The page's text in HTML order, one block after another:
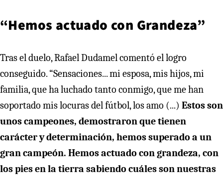
“Hemos actuado con Grandeza”
Tras el duelo, Rafael Dudamel comentó el logro
conseguido. “Sensaciones... mi esposa, mis hijos, mi
familia, que ha luchado tanto conmigo, que me han
soportado mis locuras del fútbol, los amo (...) Estos son
unos campeones, demostraron que tienen
carácter y determinación, hemos superado a un
gran campeón. Hemos actuado con grandeza, con
los pies en la tierra sabiendo cuáles son nuestras